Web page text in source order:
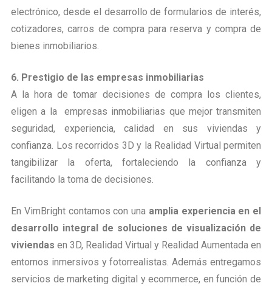
electrónico, desde el desarrollo de formularios de interés,
cotizadores, carros de compra para reserva y compra de
bienes inmobiliarios.
6. Prestigio de las empresas inmobiliarias
A la hora de tomar decisiones de compra los clientes,
eligen a la empresas inmobiliarias que mejor transmiten
seguridad, experiencia, calidad en sus viviendas y
confianza. Los recorridos 3D y la Realidad Virtual permiten
tangibilizar la oferta, fortaleciendo la confianza y
facilitando la toma de decisiones.
En VimBright contamos con una amplia experiencia en el
desarrollo integral de soluciones de visualización de
viviendas en 3D, Realidad Virtual y Realidad Aumentada en
entornos inmersivos y fotorrealistas. Además entregamos
servicios de marketing digital y ecommerce, en función de